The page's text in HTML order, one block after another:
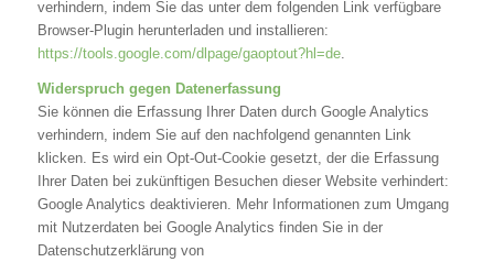
verhindern, indem Sie das unter dem folgenden Link verfügbare
Browser-Plugin herunterladen und installieren:
https://tools.google.com/dlpage/gaoptout?hl=de.
Widerspruch gegen Datenerfassung
Sie können die Erfassung Ihrer Daten durch Google Analytics
verhindern, indem Sie auf den nachfolgend genannten Link
klicken. Es wird ein Opt-Out-Cookie gesetzt, der die Erfassung
Ihrer Daten bei zukünftigen Besuchen dieser Website verhindert:
Google Analytics deaktivieren. Mehr Informationen zum Umgang
mit Nutzerdaten bei Google Analytics finden Sie in der
Datenschutzerklärung von